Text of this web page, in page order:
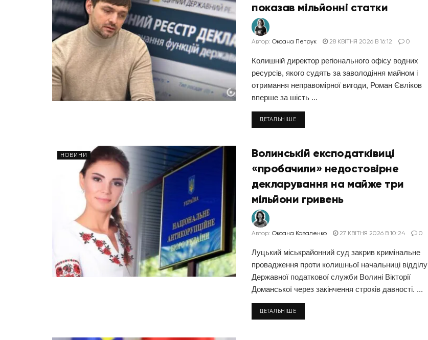
показав мільйонні статки
Автор: Оксана Петрук 28 КВІТНЯ 2026 В 16:12 0
Колишній директор регіонального офісу водних
ресурсів, якого судять за заволодіння майном і
отримання неправомірної вигоди, Роман Євліков
вперше за шість ...
ДЕТАЛЬНІШЕ
НОВИНИ
Волинській експодатківиці
«пробачили» недостовірне
декларування на майже три
мільйони гривень
Автор: Оксана Коваленко 27 КВІТНЯ 2026 В 10:24 0
Луцький міськрайонний суд закрив кримінальне
провадження проти колишньої начальниці відділу
Державної податкової служби Волині Вікторії
Доманської через закінчення строків давності. ...
ДЕТАЛЬНІШЕ